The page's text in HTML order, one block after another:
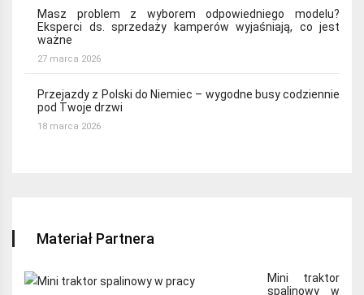
Masz problem z wyborem odpowiedniego modelu?
Eksperci ds. sprzedaży kamperów wyjaśniają, co jest
ważne
27 marca 2026
Przejazdy z Polski do Niemiec – wygodne busy codziennie
pod Twoje drzwi
18 marca 2026
Materiał Partnera
Mini traktor
spalinowy w